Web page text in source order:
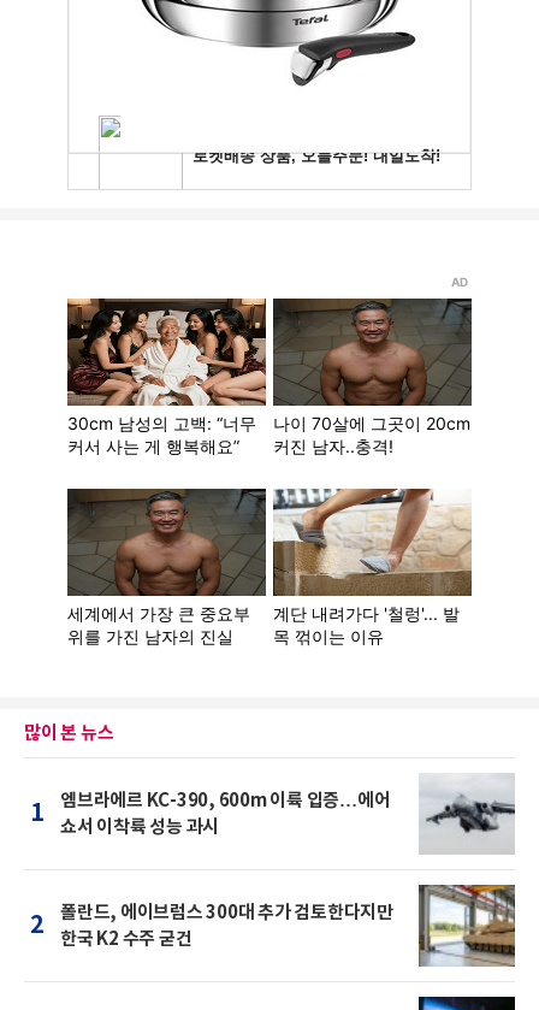
많이 본 뉴스
1
엠브라에르 KC-390, 600m 이륙 입증…에어
쇼서 이착륙 성능 과시
2
폴란드, 에이브럼스 300대 추가 검토한다지만
한국 K2 수주 굳건